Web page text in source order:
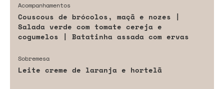
Acompanhamentos
Couscous de brócolos, maçã e nozes |
Salada verde com tomate cereja e
cogumelos | Batatinha assada com ervas
Sobremesa
Leite creme de laranja e hortelã